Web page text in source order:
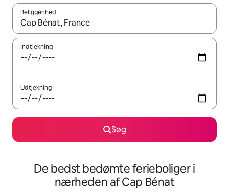
Beliggenhed
Når resultaterne er tilgængelige, skal du navigere med
Indtjekning
Udtjekning
Søg
De bedst bedømte ferieboliger i
nærheden af Cap Bénat